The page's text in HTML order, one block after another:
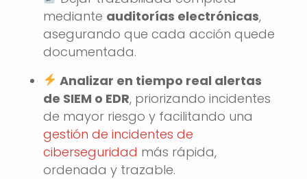
mediante auditorías electrónicas,
asegurando que cada acción quede
documentada.
Analizar en tiempo real alertas
de SIEM o EDR, priorizando incidentes
de mayor riesgo y facilitando una
gestión de incidentes de
ciberseguridad más rápida,
ordenada y trazable.